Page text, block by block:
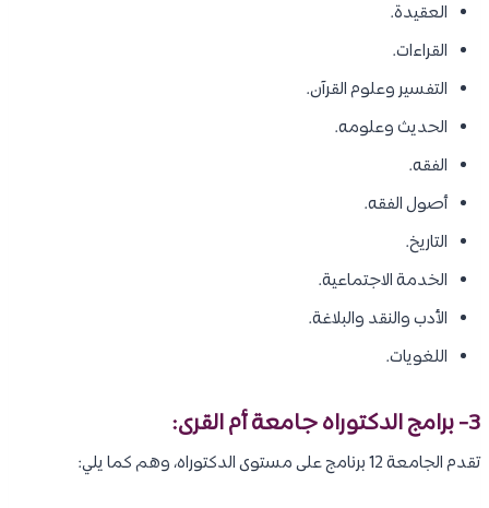
العقيدة.
القراءات.
التفسير وعلوم القرآن.
الحديث وعلومه.
الفقه.
أصول الفقه.
التاريخ.
الخدمة الاجتماعية.
الأدب والنقد والبلاغة.
اللغويات.
3- برامج الدكتوراه جامعة أم القرى:
تقدم الجامعة 12 برنامج على مستوى الدكتوراه، وهم كما يلي: